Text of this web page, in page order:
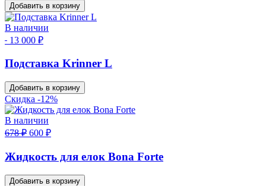
Добавить в корзину
В наличии
13 000 ₽
Подставка Krinner L
Добавить в корзину
Скидка -12%
В наличии
678 ₽ 600 ₽
Жидкость для елок Bona Forte
Добавить в корзину